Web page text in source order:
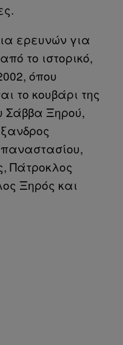
ερευνών για
το ιστορικό,
όπου
το κουβάρι της
Σάββα Ξηρού,
Πάτροκλος
Ξηρός και